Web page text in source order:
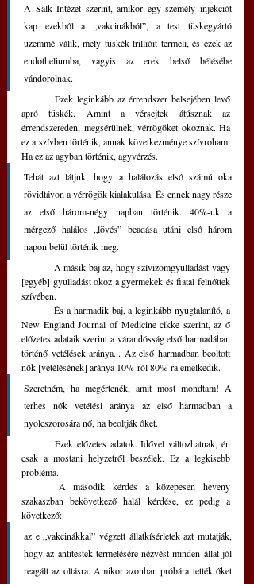
A Salk Intézet szerint, amikor egy személy injekciót
kap ezekből a „vakcinákból”, a test tüskegyártó
üzemmé válik, mely tüskék trillióit termeli, és ezek az
endotheliumba, vagyis az erek belső bélésébe
vándorolnak.
apró tüskék. Amint a vérsejtek átúsznak az
érrendszereden, megsérülnek, vérrögöket okoznak. Ha
ez a szívben történik, annak következménye szívroham.
Ha ez az agyban történik, agyvérzés.
Tehát azt látjuk, hogy a halálozás első számú oka
rövidtávon a vérrögök kialakulása. És ennek nagy része
az első három-négy napban történik. 40%-uk a
mérgező halálos „lövés” beadása utáni első három
napon belül történik meg.
[egyéb] gyulladást okoz a gyermekek és fiatal felnőttek
szívében.
New England Journal of Medicine cikke szerint, az ő
előzetes adataik szerint a várandósság első harmadában
történő vetélések aránya... Az első harmadban beoltott
nők [vetélésének] aránya 10%-ról 80%-ra emelkedik.
Szeretném, ha megértenék, amit most mondtam! A
terhes nők vetélési aránya az első harmadban a
nyolcszorosára nő, ha beoltják őket.
csak a mostani helyzetről beszélek. Ez a legkisebb
probléma.
szakaszban bekövetkező halál kérdése, ez pedig a
következő:
az e „vakcinákkal” végzett állatkísérletek azt mutatják,
hogy az antitestek termelésére nézvést minden állat jól
reagált az oltásra. Amikor azonban próbára tették őket